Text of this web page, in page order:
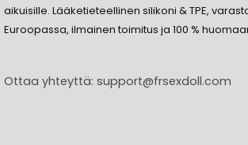
aikuisille. Lääketieteellinen silikoni & TPE,
Euroopassa, ilmainen toimitus ja 100 %
Ottaa yhteyttä: support@frsexdoll.com